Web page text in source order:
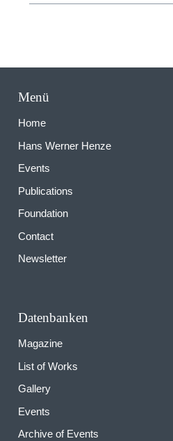
Menü
Home
Hans Werner Henze
Events
Publications
Foundation
Contact
Newsletter
Datenbanken
Magazine
List of Works
Gallery
Events
Archive of Events